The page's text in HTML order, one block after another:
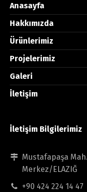
Anasayfa
Hakkımızda
Ürünlerimiz
Projelerimiz
Galeri
İletişim
İletişim Bilgilerimiz
Mustafapaşa
Merkez/ELAZIĞ
+90 424 224 14 47